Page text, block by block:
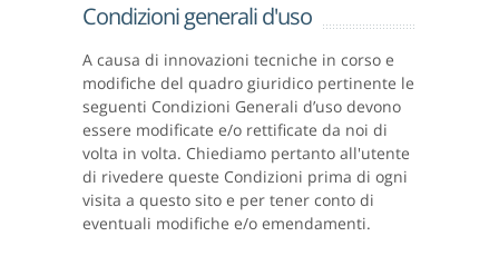
Condizioni generali d'uso
A causa di innovazioni tecniche in corso e
modifiche del quadro giuridico pertinente le
seguenti Condizioni Generali d’uso devono
essere modificate e/o rettificate da noi di
volta in volta. Chiediamo pertanto all'utente
di rivedere queste Condizioni prima di ogni
visita a questo sito e per tener conto di
eventuali modifiche e/o emendamenti.